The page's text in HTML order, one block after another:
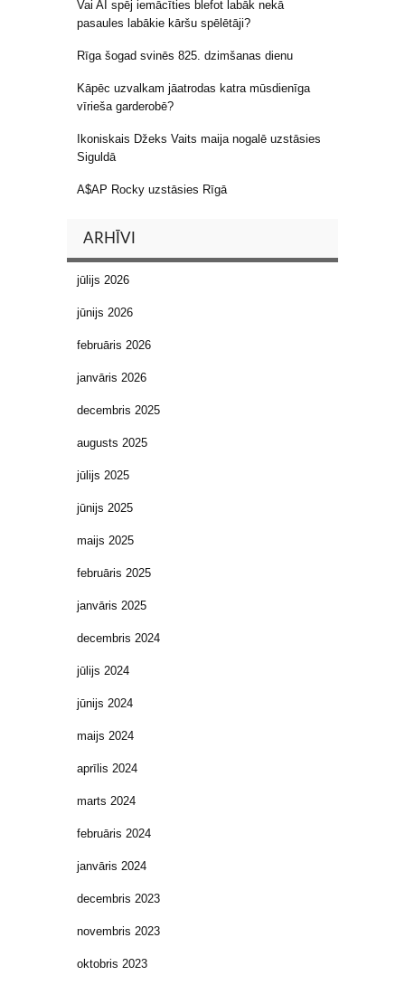
Vai AI spēj iemācīties blefot labāk nekā
pasaules labākie kāršu spēlētāji?
Rīga šogad svinēs 825. dzimšanas dienu
Kāpēc uzvalkam jāatrodas katra mūsdienīga
vīrieša garderobē?
Ikoniskais Džeks Vaits maija nogalē uzstāsies
Siguldā
A$AP Rocky uzstāsies Rīgā
ARHĪVI
jūlijs 2026
jūnijs 2026
februāris 2026
janvāris 2026
decembris 2025
augusts 2025
jūlijs 2025
jūnijs 2025
maijs 2025
februāris 2025
janvāris 2025
decembris 2024
jūlijs 2024
jūnijs 2024
maijs 2024
aprīlis 2024
marts 2024
februāris 2024
janvāris 2024
decembris 2023
novembris 2023
oktobris 2023